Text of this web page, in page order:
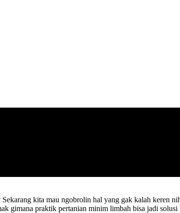
kita mau ngobrolin hal yang gak kalah keren
gimana praktik pertanian minim limbah bisa jadi